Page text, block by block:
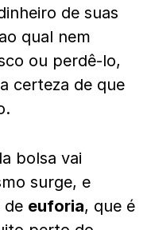
de suas
qual nem
ou perdê-lo,
certeza de que
bolsa vai
surge, e
de euforia, que é